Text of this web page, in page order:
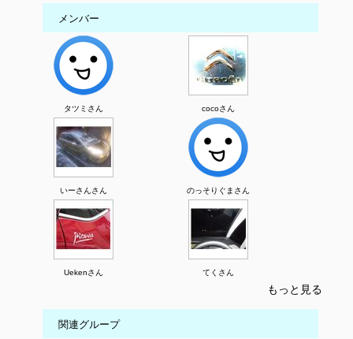
メンバー
タツミさん cocoさん
いーさんさん のっそりぐまさん
Uekenさん てくさん
もっと見る
関連グループ